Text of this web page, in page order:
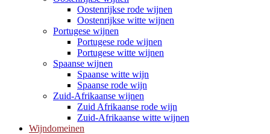
Oostenrijkse rode wijnen
Oostenrijkse witte wijnen
Portugese wijnen
Portugese rode wijnen
Portugese witte wijnen
Spaanse wijnen
Spaanse witte wijn
Spaanse rode wijn
Zuid-Afrikaanse wijnen
Zuid Afrikaanse rode wijn
Zuid-Afrikaanse witte wijnen
Wijndomeinen